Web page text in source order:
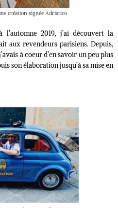
création signée Adriatico
2019, j’ai découvert la
aux revendeurs parisiens. Depuis,
à coeur d’en savoir un peu plus
son élaboration jusqu’à sa mise en